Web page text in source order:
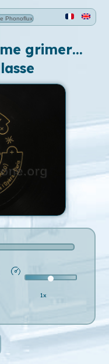
Phonoflux
grimer…
1x